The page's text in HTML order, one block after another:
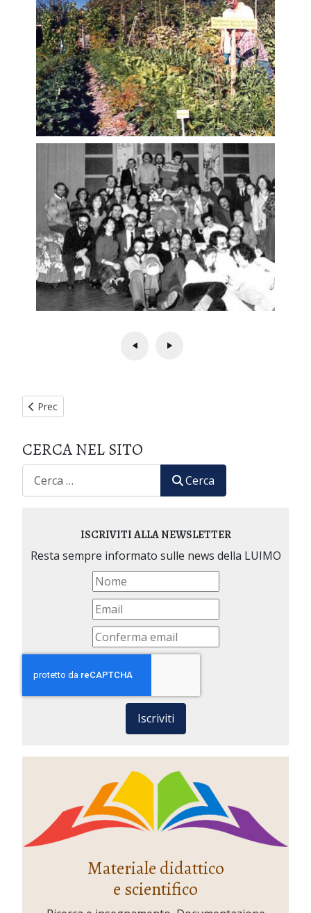
Articolo precedente: XXVIII Seminario Internazionale di
Prec
CERCA NEL SITO
CERCA
Cerca
ISCRIVITI ALLA NEWSLETTER
Resta sempre informato sulle news della LUIMO
Iscriviti
Materiale didattico
e scientifico